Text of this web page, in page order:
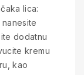
lica:
dodatnu
kremu
kao